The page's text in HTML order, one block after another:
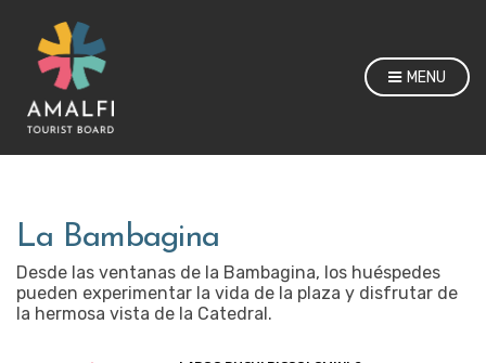
MENU
La Bambagina
Desde las ventanas de la Bambagina, los huéspedes
pueden experimentar la vida de la plaza y disfrutar de
la hermosa vista de la Catedral.